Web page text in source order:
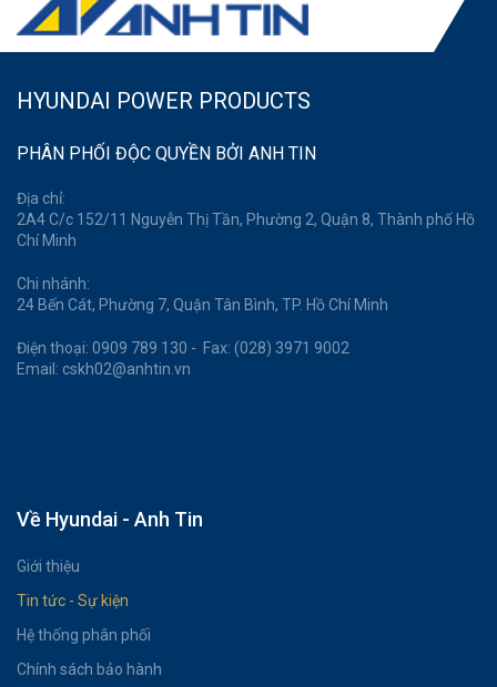
HYUNDAI POWER PRODUCTS
PHÂN PHỐI ĐỘC QUYỀN BỞI ANH TIN
Địa chỉ:
2A4 C/c 152/11 Nguyễn Thị Tần, Phường 2, Quận 8, Thành phố Hồ
Chí Minh
Chi nhánh:
24 Bến Cát, Phường 7, Quận Tân Bình, TP. Hồ Chí Minh
Điện thoại: 0909 789 130 - Fax: (028) 3971 9002
Email: cskh02@anhtin.vn
Về Hyundai - Anh Tin
Giới thiệu
Tin tức - Sự kiện
Hệ thống phân phối
Chính sách bảo hành